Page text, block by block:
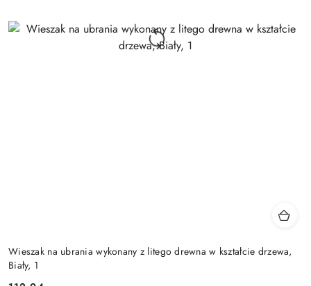
Wieszak na ubrania wykonany z litego drewna w kształcie drzewa,
Biały, 1